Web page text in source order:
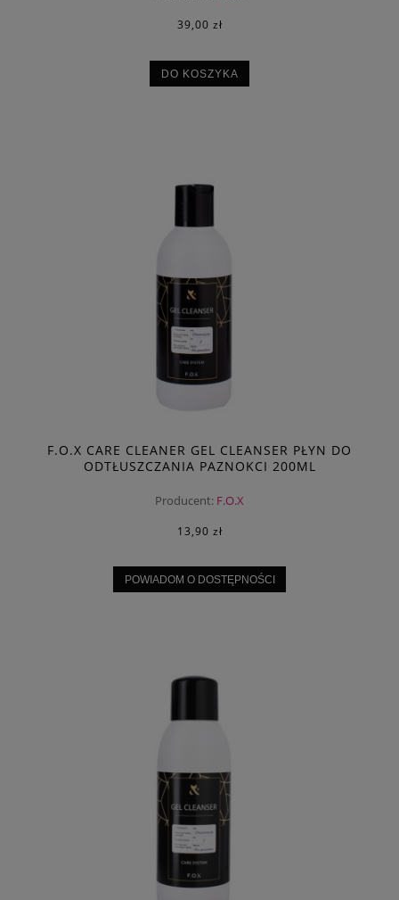
39,00 zł
DO KOSZYKA
F.O.X CARE CLEANER GEL CLEANSER PŁYN DO
ODTŁUSZCZANIA PAZNOKCI 200ML
Producent: F.O.X
13,90 zł
POWIADOM O DOSTĘPNOŚCI